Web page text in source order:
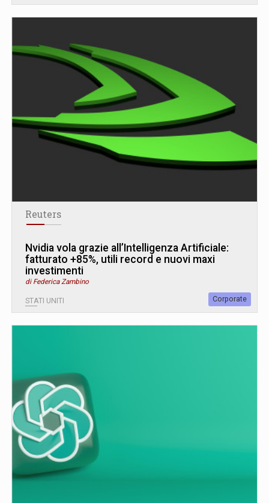
Reuters
Nvidia vola grazie all’Intelligenza Artificiale:
fatturato +85%, utili record e nuovi maxi
investimenti
di Federica Zambino
STATI UNITI Corporate